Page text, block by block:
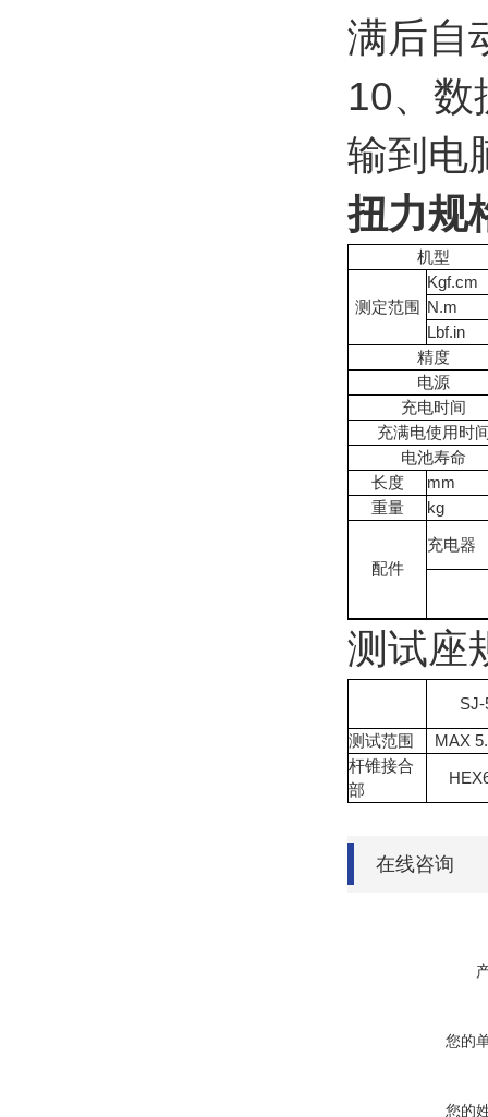
满后自
10、数
输到电
扭力规
机型
测定范围
Kgf.cm
N.m
Lbf.in
精度
电源
充电时间
充满电使用时
电池寿命
长度
mm
重量
kg
配件
充电器
测试座
SJ-
测试范围
MAX
杆锥接合
部
在线咨询
您的
您的